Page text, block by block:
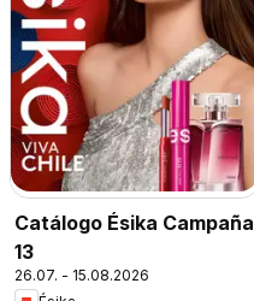
Catálogo Ésika Campaña
13
26.07. - 15.08.2026